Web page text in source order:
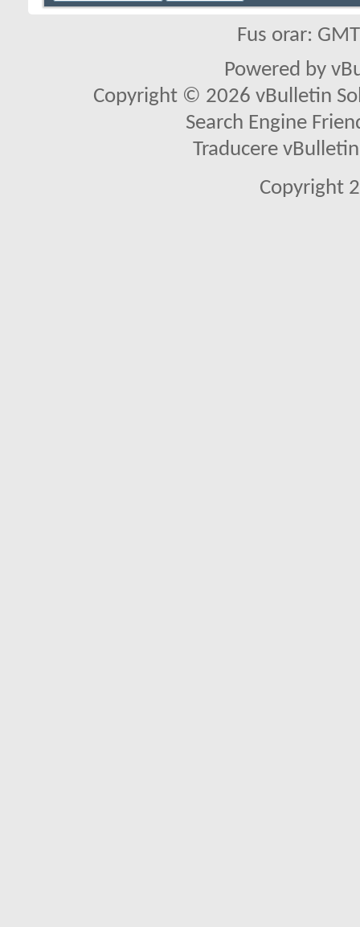
Fus orar:
Powered by
Copyright © 2026 vBulletin
Search Engine
Traducere
Copyright